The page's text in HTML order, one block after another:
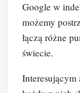
Google w
możemy
łączą różne
świecie.
Interesującym